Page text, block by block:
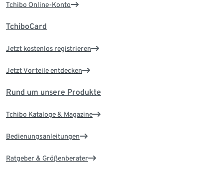
Tchibo Online-Konto
TchiboCard
Jetzt kostenlos registrieren
Jetzt Vorteile entdecken
Rund um unsere Produkte
Tchibo Kataloge & Magazine
Bedienungsanleitungen
Ratgeber & Größenberater